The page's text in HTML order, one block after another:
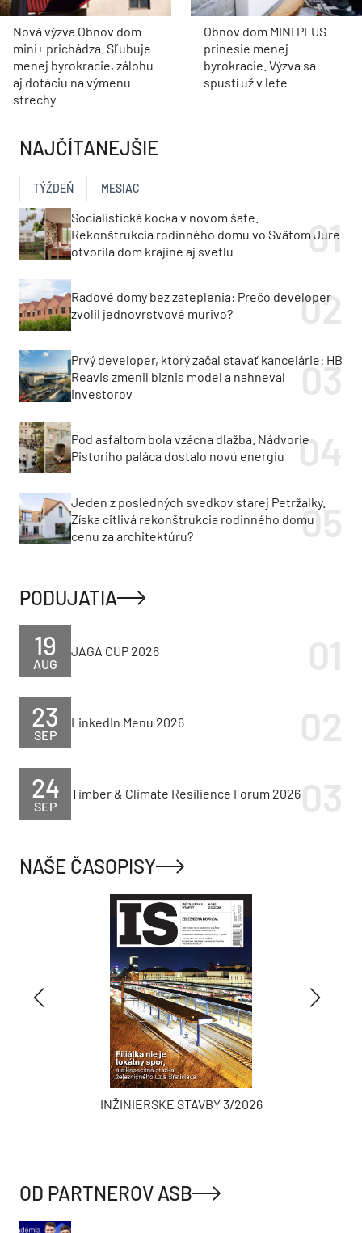
Nová výzva Obnov dom
mini+ prichádza. Sľubuje
menej byrokracie, zálohu
aj dotáciu na výmenu
strechy
Obnov dom MINI PLUS
prinesie menej
byrokracie. Výzva sa
spustí už v lete
NAJČÍTANEJŠIE
TÝŽDEŇ MESIAC
Socialistická kocka v novom šate.
Rekonštrukcia rodinného domu vo Svätom Jure
otvorila dom krajine aj svetlu
Radové domy bez zateplenia: Prečo developer
zvolil jednovrstvové murivo?
Prvý developer, ktorý začal stavať kancelárie: HB
Reavis zmenil biznis model a nahneval
investorov
Pod asfaltom bola vzácna dlažba. Nádvorie
Pistoriho paláca dostalo novú energiu
Jeden z posledných svedkov starej Petržalky.
Získa citlivá rekonštrukcia rodinného domu
cenu za architektúru?
PODUJATIA
AUG
19 JAGA CUP 2026
SEP
23 LinkedIn Menu 2026
SEP
24 Timber & Climate Resilience Forum 2026
NAŠE ČASOPISY
INŽINIERSKE STAVBY 3/2026
OD PARTNEROV ASB